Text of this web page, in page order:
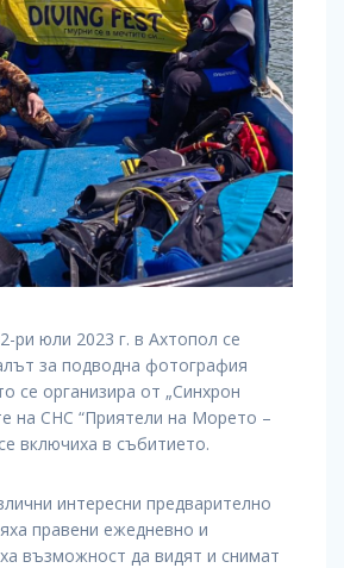
ри юли 2023 г. в Ахтопол се
за подводна фотография
се организира от „Синхрон
на СНС “Приятели на Морето –
включиха в събитието.
интересни предварително
правени ежедневно и
възможност да видят и снимат